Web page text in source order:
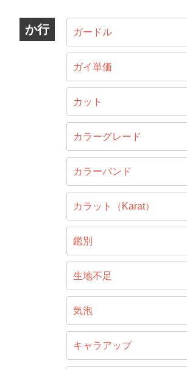
か行 ガードル
ガイ単価
カット
カラーグレード
カラーバンド
カラット（Karat）
鑑別
生地不足
気泡
キャラアップ